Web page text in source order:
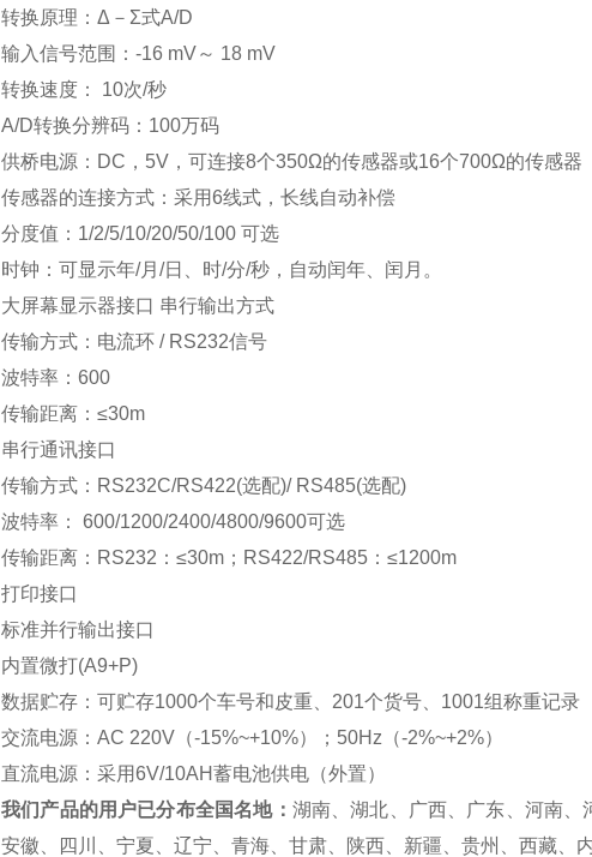
转换原理：Δ－Σ式A/D
输入信号范围：-16 mV～ 18 mV
转换速度： 10次/秒
A/D转换分辨码：100万码
供桥电源：DC，5V，可连接8个350Ω的传感器或16个700Ω的传感器
传感器的连接方式：采用6线式，长线自动补偿
分度值：1/2/5/10/20/50/100 可选
时钟：可显示年/月/日、时/分/秒，自动闰年、闰月。
大屏幕显示器接口 串行输出方式
传输方式：电流环 / RS232信号
波特率：600
传输距离：≤30m
串行通讯接口
传输方式：RS232C/RS422(选配)/ RS485(选配)
波特率： 600/1200/2400/4800/9600可选
传输距离：RS232：≤30m；RS422/RS485：≤1200m
打印接口
标准并行输出接口
内置微打(A9+P)
数据贮存：可贮存1000个车号和皮重、201个货号、1001组称重记录
交流电源：AC 220V（-15%~+10%）；50Hz（-2%~+2%）
直流电源：采用6V/10AH蓄电池供电（外置）
我们产品的用户已分布全国名地： 湖南、湖北、广西、广东、河南、
安徽、四川、宁夏、辽宁、青海、甘肃、陕西、新疆、贵州、西藏、